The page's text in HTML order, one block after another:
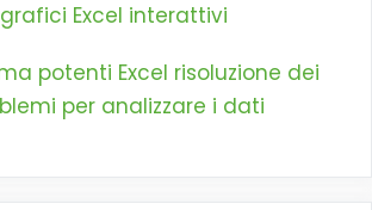
Excel interattivi
potenti Excel risoluzione dei
per analizzare i dati